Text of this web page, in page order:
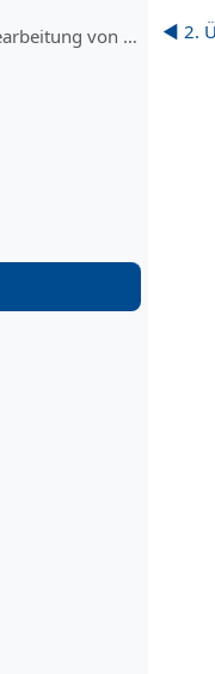
Anleitung zur Bearbeitung von Programmieraufgaben
◀︎ 2.